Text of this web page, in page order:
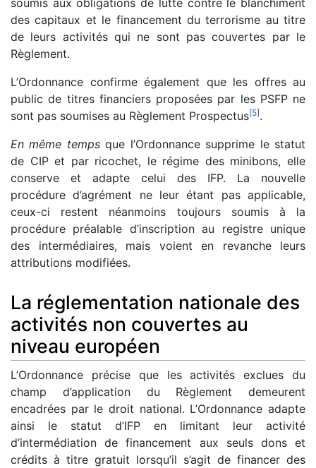
des capitaux et le financement du terrorisme au titre
de leurs activités qui ne sont pas couvertes par le
Règlement.
L’Ordonnance confirme également que les offres au
public de titres financiers proposées par les PSFP ne
sont pas soumises au Règlement Prospectus[5].
En même tempsque l’Ordonnance supprime le statut
de CIP et par ricochet, le régime des minibons, elle
conserve et adapte celui des IFP. La nouvelle
procédure d’agrément ne leur étant pas applicable,
ceux-ci restent néanmoins toujours soumis à la
procédure préalable d’inscription au registre unique
des intermédiaires, mais voient en revanche leurs
attributions modifiées.
La réglementation nationale des
activités non couvertes au
niveau européen
L’Ordonnance précise que les activités exclues du
champ d’application du Règlement demeurent
encadrées par le droit national. L’Ordonnance adapte
ainsi le statut d’IFP en limitant leur activité
d’intermédiation de financement aux seuls dons et
crédits à titre gratuit lorsqu’il s’agit de financer des